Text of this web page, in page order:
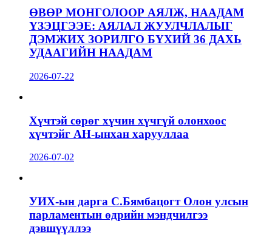
ӨВӨР МОНГОЛООР АЯЛЖ, НААДАМ
ҮЗЭЦГЭЭЕ: АЯЛАЛ ЖУУЛЧЛАЛЫГ
ДЭМЖИХ ЗОРИЛГО БҮХИЙ 36 ДАХЬ
УДААГИЙН НААДАМ
2026-07-22
Хүчтэй сөрөг хүчин хүчгүй олонхоос
хүчтэйг АН-ынхан харууллаа
2026-07-02
УИХ-ын дарга С.Бямбацогт Олон улсын
парламентын өдрийн мэндчилгээ
дэвшүүллээ